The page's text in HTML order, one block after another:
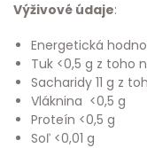
Výživové údaje:
Energetická
Tuk <0,5 g z toho
Sacharidy 11 g z
Vláknina <0,5 g
Proteín <0,5 g
Soľ <0,01 g